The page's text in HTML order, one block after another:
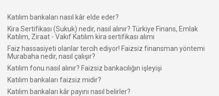
Katılım bankaları nasıl kâr elde eder?
Kira Sertifikası (Sukuk) nedir, nasıl alınır? Türkiye Finans, Emlak
Katılım, Ziraat - Vakıf Katılım kira sertifikası alımı
Faiz hassasiyeti olanlar tercih ediyor! Faizsiz finansman yöntemi
Murabaha nedir, nasıl çalışır?
Katılım fonu nasıl alınır? Faizsiz bankacılığın işleyişi
Katılım bankaları faizsiz midir?
Katılım bankaları kâr payını nasıl belirler?